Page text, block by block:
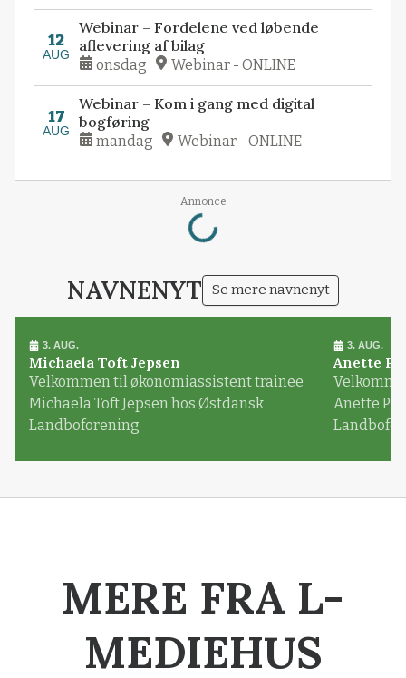
12
AUG
Webinar – Fordelene ved løbende
aflevering af bilag
onsdag Webinar - ONLINE
17
AUG
Webinar – Kom i gang med digital
bogføring
mandag Webinar - ONLINE
Annonce
Loading...
NAVNENYT Se mere navnenyt
3. AUG.
Michaela Toft Jepsen
Velkommen til økonomiassistent trainee
Michaela Toft Jepsen hos Østdansk
Landboforening
3. AUG.
Anette
Anette
MERE FRA L-
MEDIEHUS